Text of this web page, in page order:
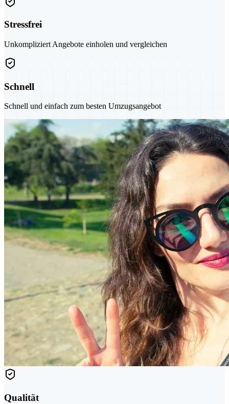
Stressfrei
Unkompliziert Angebote einholen und vergleichen
Schnell
Schnell und einfach zum besten Umzugsangebot
Qualität